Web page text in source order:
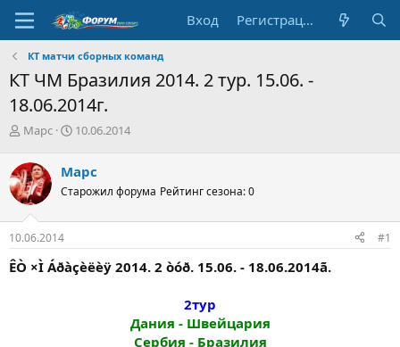
Вход Регистрация
КТ матчи сборных команд
КТ ЧМ Бразилия 2014. 2 тур. 15.06. -
18.06.2014г.
А
т
о
р
т
е
м
ы
Марс
Д
а
н
ч
л
а
10.06.2014
Марс
Старожил форума Рейтинг сезона: 0
10.06.2014 #1
ÊÒ ×Ì Áðàçèëèÿ 2014. 2 òóð. 15.06. - 18.06.2014ã.
2тур
Дания - Швейцария
Сербия - Бразилия